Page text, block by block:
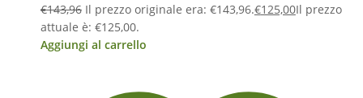
€143,96 Il prezzo originale era: €143,96.€125,00Il prezzo
attuale è: €125,00.
Aggiungi al carrello